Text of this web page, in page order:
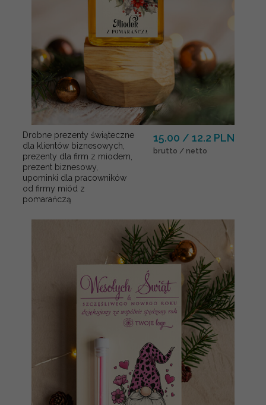
Drobne prezenty świąteczne
dla klientów biznesowych,
prezenty dla firm z miodem,
prezent biznesowy,
upominki dla pracowników
od firmy miód z
pomarańczą
15.00 / 12.2 PLN
brutto / netto